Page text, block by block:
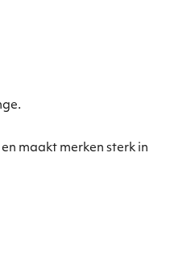
maakt merken sterk in